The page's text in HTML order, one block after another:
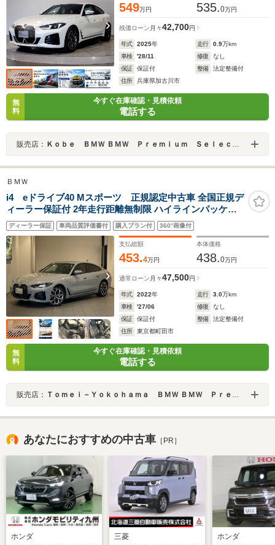
549万円 535.0万円
残価ローン 月々42,700円
年式 2025年 走行 0.9万km
車検
'28/11 修復
なし
保証
保証付 整備
法定整備付
住所
兵庫県加古川市
無
料
今すぐ在庫確認・見積依頼
電話する
販売店： Ｋｏｂｅ ＢＭＷ ＢＭＷ Ｐｒｅｍｉｕｍ Ｓｅｌｅｃｔｉｏｎ 加古川
ＢＭＷ
i4 eドライブ40 Mスポーツ 正規認定中古車 全国正規デ
ィーラー保証付 2年走行距離無制限 ハイラインパッケー
ジ サウンドパッケージ ハーマンカードン フルセグ
TV ブラックヴァーネスカレザーシート 前後ドラレ
コ 禁煙
ディーラー保証 車両品質評価書付 購入プラン付 360°画像付
支払総額
453.4万円
本体価格
438.0万円
通常ローン 月々47,500円
年式 2022年 走行 3.0万km
車検
'27/06 修復
なし
保証
保証付 整備
法定整備付
住所
東京都町田市
無
料
今すぐ在庫確認・見積依頼
電話する
販売店： Ｔｏｍｅｉ－Ｙｏｋｏｈａｍａ ＢＭＷ ＢＭＷ Ｐｒｅｍｉｕｍ Ｓｅｌｅｃｔｉｏｎ 町田鶴川
あなたにおすすめの中古車 ［PR］
ホンダ 三菱 ホンダ